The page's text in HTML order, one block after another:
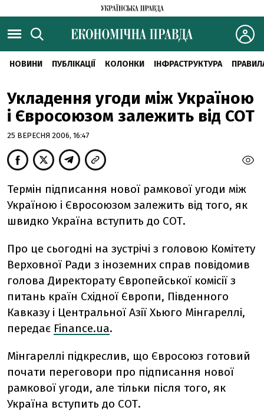
НОВИНИ ПУБЛІКАЦІЇ КОЛОНКИ ІНФРАСТРУКТУРА
Укладення угоди між Україною
і Євросоюзом залежить від СОТ
25 ВЕРЕСНЯ 2006, 16:47
Термін підписання нової рамкової угоди між
Україною і Євросоюзом залежить від того, як
швидко Україна вступить до СОТ.
Про це сьогодні на зустрічі з головою Комітету
Верховної Ради з іноземних справ повідомив
голова Директорату Європейської комісії з
питань країн Східної Європи, Південного
Кавказу і Центральної Азії Хьюго Мінгареллі,
передає Finance.ua.
Мінгареллі підкреслив, що Євросоюз готовий
почати переговори про підписання нової
рамкової угоди, але тільки після того, як
Україна вступить до СОТ.